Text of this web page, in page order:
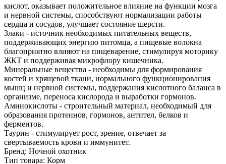
кислот, оказывает положительное влияние на функции мозга
и нервной системы, способствуют нормализации работы
сердца и сосудов, улучшает состояние шерсти.
Злаки - источник необходимых питательных веществ,
поддерживающих энергию питомца, а пищевые волокна
благоприятно влияют на пищеварение, стимулируя моторику
ЖКТ и поддерживая микрофлору кишечника.
Минеральные вещества - необходимы для формирования
костей и хрящевой ткани, нормального функционирования
мышц и нервной системы, поддержания кислотного баланса в
организме, переноса кислорода и выработки гормонов.
Аминокислоты - строительный материал, необходимый для
образования протеинов, гормонов, антител, белков и
ферментов.
Таурин - стимулирует рост, зрение, отвечает за
свертываемость крови и иммунитет.
Бренд: Ночной охотник
Тип товара: Корм